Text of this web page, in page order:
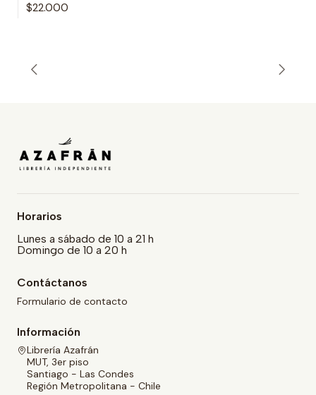
$22.000
Horarios
Lunes a sábado de 10 a 21 h
Domingo de 10 a 20 h
Contáctanos
Formulario de contacto
Información
Librería Azafrán
MUT, 3er piso
Santiago - Las Condes
Región Metropolitana - Chile